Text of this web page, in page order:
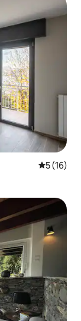
平均评分
5 (16)